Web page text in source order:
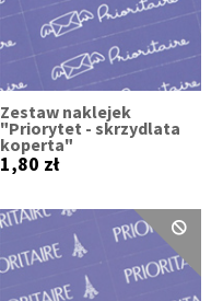
Zestaw naklejek
"Priorytet - skrzydlata
koperta"
1,80 zł